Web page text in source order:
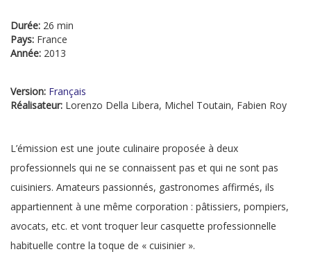
Durée: 26 min
Pays: France
Année: 2013
Version: Français
Réalisateur: Lorenzo Della Libera, Michel Toutain, Fabien Roy
L’émission est une joute culinaire proposée à deux
professionnels qui ne se connaissent pas et qui ne sont pas
cuisiniers. Amateurs passionnés, gastronomes affirmés, ils
appartiennent à une même corporation : pâtissiers, pompiers,
avocats, etc. et vont troquer leur casquette professionnelle
habituelle contre la toque de « cuisinier ».